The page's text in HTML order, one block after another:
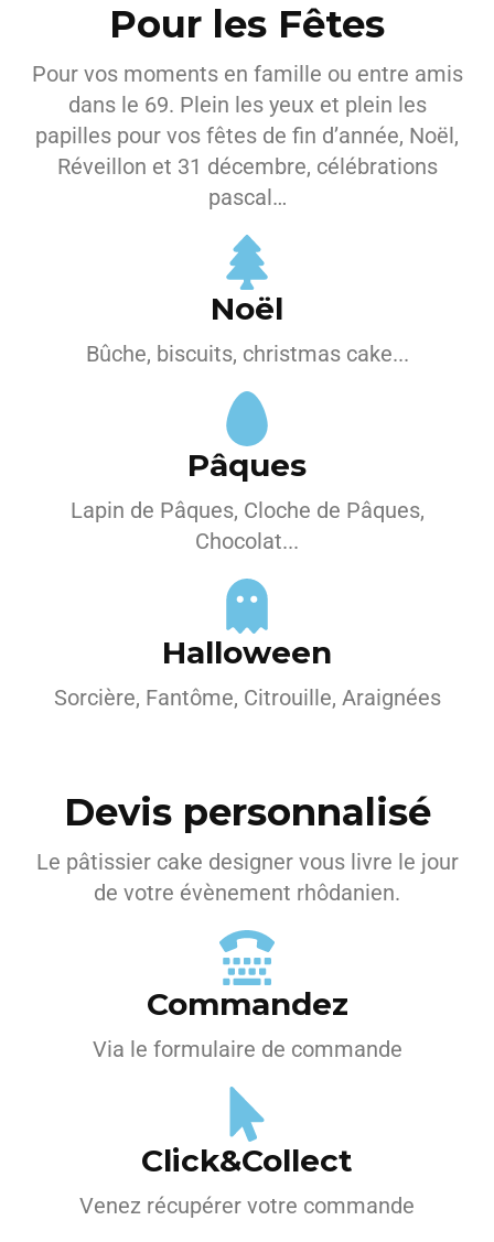
Pour les Fêtes
Pour vos moments en famille ou entre amis
dans le 69. Plein les yeux et plein les
papilles pour vos fêtes de fin d’année, Noël,
Réveillon et 31 décembre, célébrations
pascal…
Noël
Bûche, biscuits, christmas cake...
Pâques
Lapin de Pâques, Cloche de Pâques,
Chocolat...
Halloween
Sorcière, Fantôme, Citrouille, Araignées
Devis personnalisé
Le pâtissier cake designer vous livre le jour
de votre évènement rhôdanien.
Commandez
Via le formulaire de commande
Click&Collect
Venez récupérer votre commande